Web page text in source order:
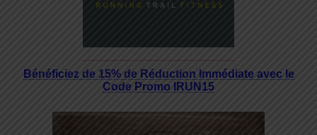
Bénéficiez de 15% de Réduction Immédiate avec le
Code Promo IRUN15